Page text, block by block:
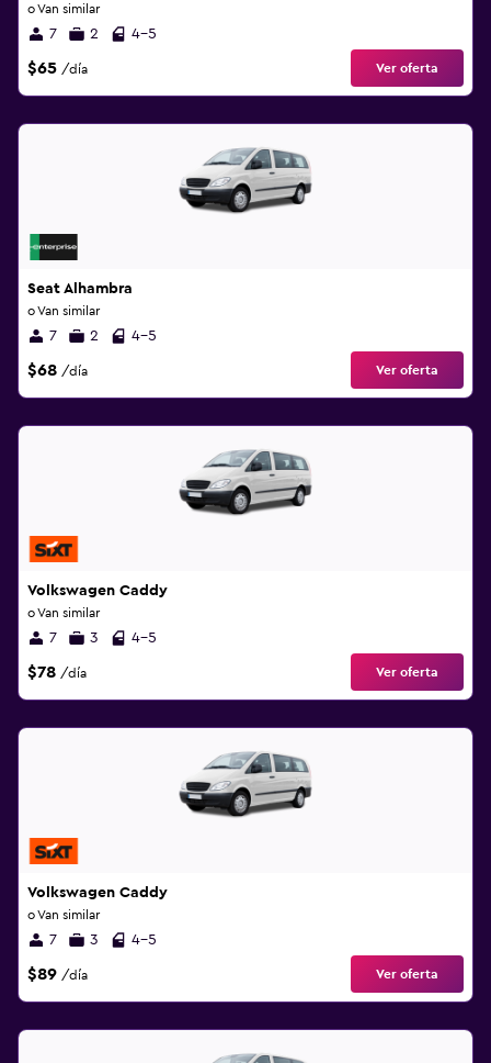
o Van similar
7 2 4-5
$65 /día Ver oferta
Seat Alhambra
o Van similar
7 2 4-5
$68 /día Ver oferta
Volkswagen Caddy
o Van similar
7 3 4-5
$78 /día Ver oferta
Volkswagen Caddy
o Van similar
7 3 4-5
$89 /día Ver oferta